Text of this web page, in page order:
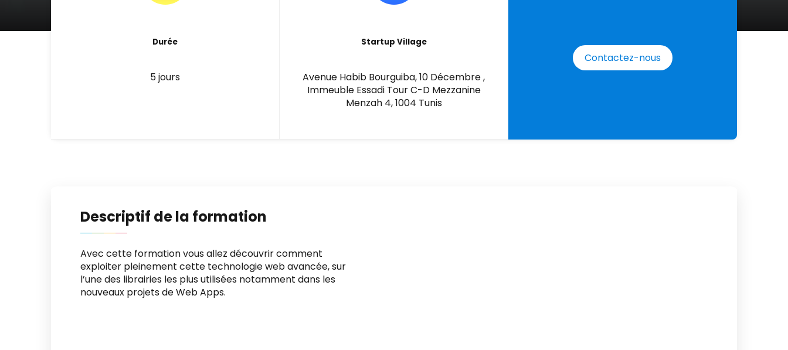
Durée
5 jours
Startup Village
Avenue Habib Bourguiba, 10 Décembre ,
Immeuble Essadi Tour C-D Mezzanine
Menzah 4, 1004 Tunis
Contactez-nous
Descriptif de la formation
Avec cette formation vous allez découvrir comment
exploiter pleinement cette technologie web avancée, sur
l’une des librairies les plus utilisées notamment dans les
nouveaux projets de Web Apps.